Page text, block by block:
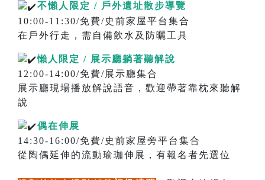
不懶人限定 / 戶外遺址散步導覽
10:00-11:30/免費/史前家屋平台集合
在戶外行走，需自備飲水及防曬工具
懶人限定 / 展示廳躺著聽解說
12:00-14:00/免費/展示廳集合
展示廳現場播放解說語音，歡迎帶著靠枕來聽解
說
偶在伸展
14:30-16:00/免費/史前家屋旁平台集合
從陶偶延伸的流動瑜珈伸展，有報名者先選位